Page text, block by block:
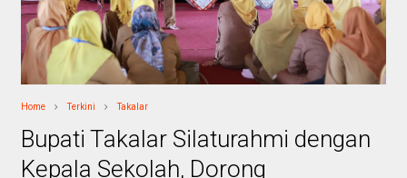
Home Terkini Takalar
Bupati Takalar Silaturahmi dengan
Kepala Sekolah, Dorong